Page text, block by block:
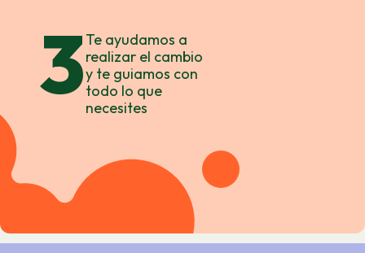
3Te ayudamos a
realizar el cambio
y te guiamos con
todo lo que
necesites